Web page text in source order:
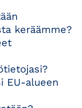
keräämme?
EU-alueen